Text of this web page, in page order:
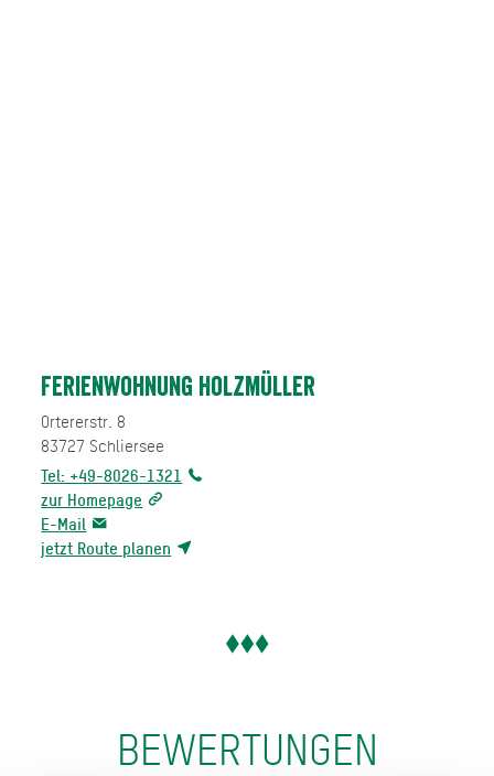
Ferienwohnung Holzmüller
Ortererstr. 8
83727 Schliersee
Tel: +49-8026-1321
zur Homepage
E-Mail
jetzt Route planen
BEWERTUNGEN